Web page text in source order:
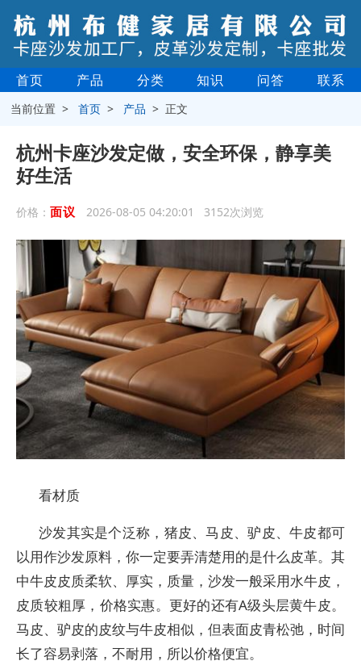
首页 产品 分类 知识 问答 联系
当前位置 >首页 > 产品 > 正文
杭州卡座沙发定做，安全环保，静享美
好生活
价格： 面议 2026-08-05 04:20:01 3152次浏览
看材质
沙发其实是个泛称，猪皮、马皮、驴皮、牛皮都可
以用作沙发原料，你一定要弄清楚用的是什么皮革。其
中牛皮皮质柔软、厚实，质量，沙发一般采用水牛皮，
皮质较粗厚，价格实惠。更好的还有A级头层黄牛皮。
马皮、驴皮的皮纹与牛皮相似，但表面皮青松弛，时间
长了容易剥落，不耐用，所以价格便宜。